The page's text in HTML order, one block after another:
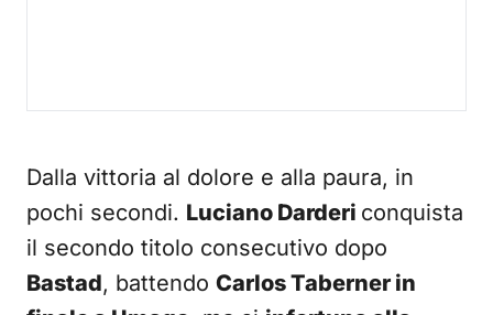
Dalla vittoria al dolore e alla paura, in
pochi secondi. Luciano Darderi conquista
il secondo titolo consecutivo dopo
Bastad, battendo Carlos Taberner in